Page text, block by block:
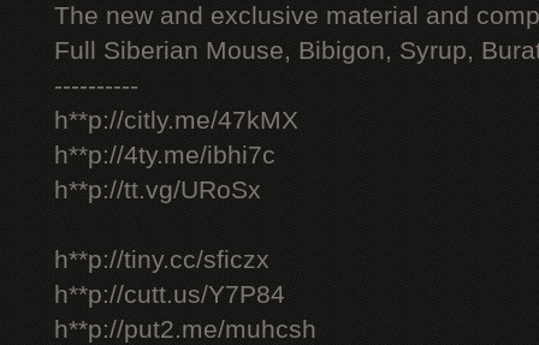
The new and exclusive material and
Full Siberian Mouse, Bibigon, Syrup,
----------
h**p://citly.me/47kMX
h**p://4ty.me/ibhi7c
h**p://tt.vg/URoSx
h**p://tiny.cc/sficzx
h**p://cutt.us/Y7P84
h**p://put2.me/muhcsh